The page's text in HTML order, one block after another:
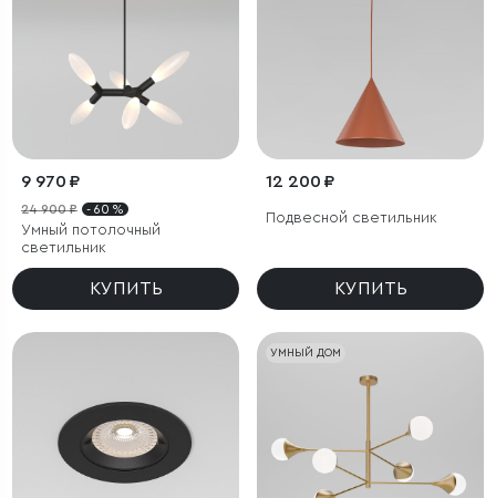
9 970 ₽
24 900 ₽ - 60 %
Умный потолочный
светильник
КУПИТЬ
12 200 ₽
Подвесной светильник
КУПИТЬ
УМНЫЙ ДОМ